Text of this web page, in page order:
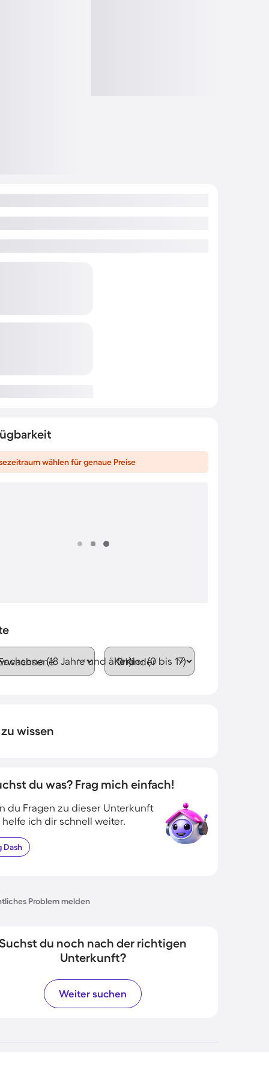
wählen für genaue Preise
(18 Jahre und älter)Kinder (0 bis 17)
wissen
du was? Frag mich einfach!
du Fragen zu dieser Unterkunft
helfe ich dir schnell weiter.
Dash
Problem melden
du noch nach der richtigen
Unterkunft?
Weiter suchen